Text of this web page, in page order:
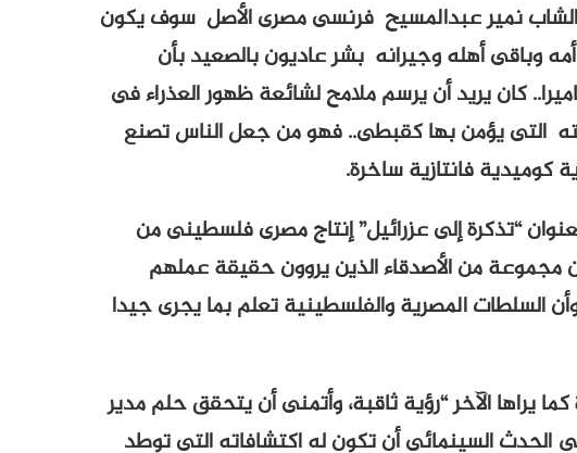
الشاب نمير عبدالمسيح فرنسى مصرى الأصل سوف يكون
وباقى أهله وجيرانه بشر عاديون بالصعيد بأن
كان يريد أن يرسم ملامح لشائعة ظهور العذراء فى
التى يؤمن بها كقبطى.. فهو من جعل الناس تصنع
كوميدية فانتازية ساخرة.
“تذكرة إلى عزرائيل” إنتاج مصرى فلسطينى من
مجموعة من الأصدقاء الذين يروون حقيقة عملهم
السلطات المصرية والفلسطينية تعلم بما يجرى جيدا
يراها الآخر “رؤية ثاقبة، وأتمنى أن يتحقق حلم مدير
الحدث السينمائى أن تكون له اكتشافاته التى توطد